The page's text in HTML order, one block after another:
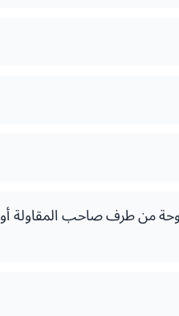
من طرف صاحب المقاولة أو